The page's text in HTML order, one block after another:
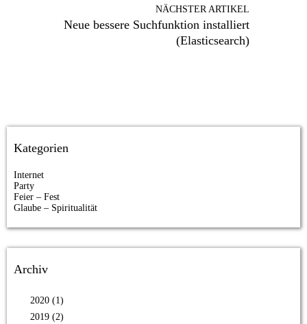
NÄCHSTER ARTIKEL
Neue bessere Suchfunktion installiert
(Elasticsearch)
Kategorien
Internet
Party
Feier – Fest
Glaube – Spiritualität
Archiv
2020 (1)
2019 (2)